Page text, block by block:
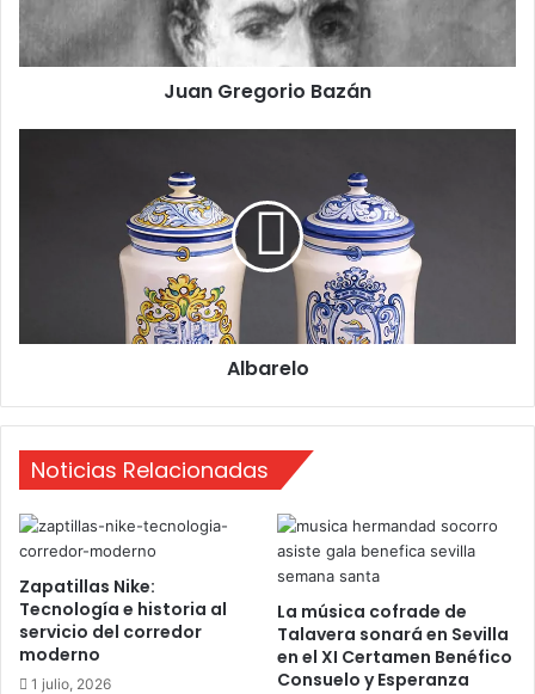
o
Juan Gregorio Bazán
Albarelo
Noticias Relacionadas
Zapatillas Nike:
Tecnología e historia al
servicio del corredor
moderno
1 julio, 2026
La música cofrade de
Talavera sonará en Sevilla
en el XI Certamen Benéfico
Consuelo y Esperanza